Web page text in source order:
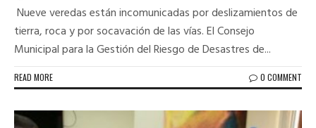
Nueve veredas están incomunicadas por deslizamientos de
tierra, roca y por socavación de las vías. El Consejo
Municipal para la Gestión del Riesgo de Desastres de...
READ MORE 0 COMMENT